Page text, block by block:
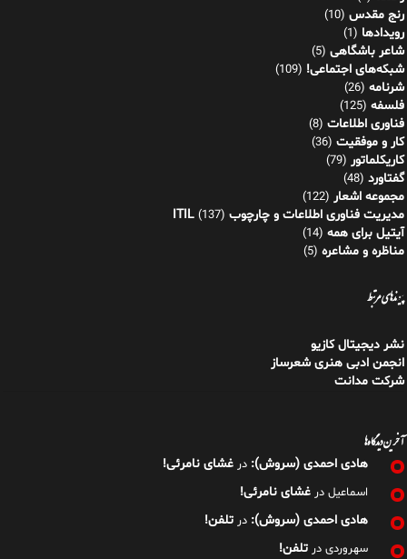
رنج مقدس (10)
رویدادها (1)
شاعر باشگاهی (5)
شبکه‌های اجتماعی! (109)
شرنامه (26)
فلسفه (125)
فناوری اطلاعات (8)
کار و موفقیت (36)
کاریکلماتور (79)
گفتاورد (48)
مجموعه اشعار (122)
مدیریت فناوری اطلاعات و چارچوب ITIL (137)
آیتیل برای همه (14)
مناظره و مشاعره (5)
پیوندهای مرتبط
نشر دیجیتال کازیو
انجمن ادبی هنری شعرساز
شرکت مدانت
آخرین دیدگاه‌ها
هادی احمدی (سروش): در غشای نامرئی!
اسماعیل در غشای نامرئی!
هادی احمدی (سروش): در تلفن!
سهروردی در تلفن!